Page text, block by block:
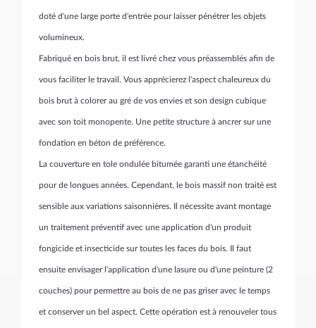
doté d'une large porte d'entrée pour laisser pénétrer les objets
volumineux.
Fabriqué en bois brut, il est livré chez vous préassemblés afin de
vous faciliter le travail. Vous apprécierez l'aspect chaleureux du
bois brut à colorer au gré de vos envies et son design cubique
avec son toit monopente. Une petite structure à ancrer sur une
fondation en béton de préférence.
La couverture en tole ondulée bitumée garanti une étanchéité
pour de longues années. Cependant, le bois massif non traité est
sensible aux variations saisonnières. Il nécessite avant montage
un traitement préventif avec une application d'un produit
fongicide et insecticide sur toutes les faces du bois. Il faut
ensuite envisager l'application d'une lasure ou d'une peinture (2
couches) pour permettre au bois de ne pas griser avec le temps
et conserver un bel aspect. Cette opération est à renouveler tous